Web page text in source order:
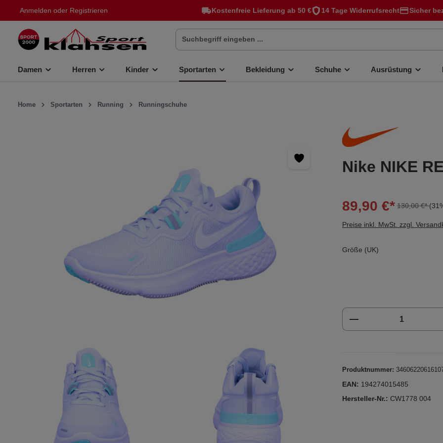
springen Kostenfreie Lieferung ab 50 € 14 Tage Widerrufsrecht Sicher
Anmelden oder Registrieren
Damen Herren Kinder Sportarten Bekleidung Schuhe Ausrüstung
Home Sportarten Running Runningschuhe
Nike NIKE
89,90 €* 130,00 €*
Preise inkl. MwSt. zzgl.
Größe (UK)
Produkt Anzahl:
Produktnummer:
EAN: 194274015485
Hersteller-Nr.: CW1778 004